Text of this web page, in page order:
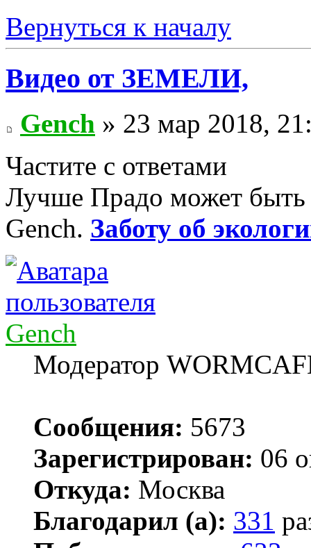
Вернуться к началу
Видео от ЗЕМЕЛИ,
Gench » 23 мар 2018,
Частите с ответами
Лучше Прадо может
Gench. Заботу об
Gench
Модератор
Сообщения: 5673
Зарегистрирован: 06
Откуда: Москва
Благодарил (а): 331